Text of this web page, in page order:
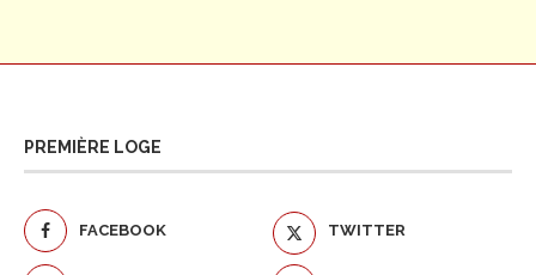
PREMIÈRE LOGE
FACEBOOK TWITTER